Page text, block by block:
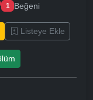
1 Beğeni
Listeye Ekle